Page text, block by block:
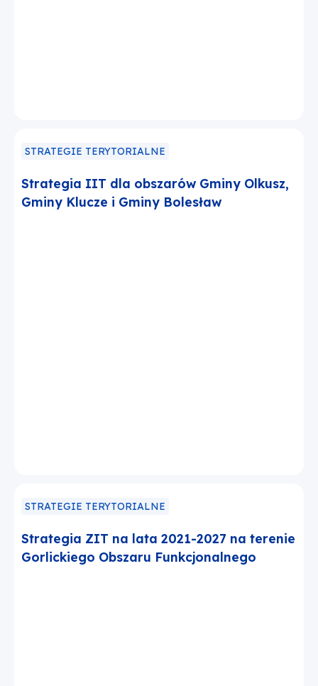
STRATEGIE TERYTORIALNE
Strategia IIT dla obszarów Gminy Olkusz,
Gminy Klucze i Gminy Bolesław
STRATEGIE TERYTORIALNE
Strategia ZIT na lata 2021-2027 na terenie
Gorlickiego Obszaru Funkcjonalnego